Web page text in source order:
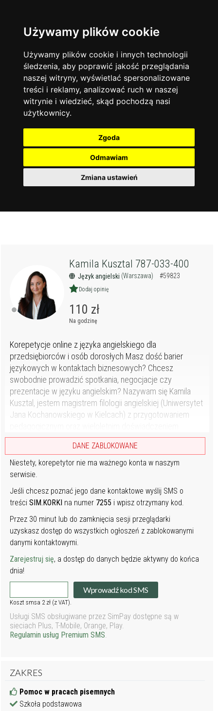
Używamy plików cookie
Używamy plików cookie i innych technologii
śledzenia, aby poprawić jakość przeglądania
naszej witryny, wyświetlać spersonalizowane
treści i reklamy, analizować ruch w naszej
witrynie i wiedzieć, skąd pochodzą nasi
użytkownicy.
Zgoda
Odmawiam
Zmiana ustawień
Język angielski 13744
Matematyka 12928
Chemia 4886
Język niemiecki 4307
Język polski 3426
Fizyka
Język francuski
Warszawa
Korepetycje
Online
14838
Kraków 7753
Wrocław
Łódź 3513
Gdańsk 2075
Kamila Kusztal 787-033-400
Język angielski (Warszawa) #59823
Dodaj opinię
110 zł
Na godzinę
Korepetycje online z języka angielskiego dla
przedsiębiorców i osób dorosłych Masz dość barier
językowych w kontaktach biznesowych? Chcesz
swobodnie prowadzić spotkania, negocjacje czy
prezentacje w języku angielskim? Nazywam się Kamila
Kusztal, jestem magistrem filologii angielskiej (Uniwersytet
Jana Kochanowskiego w Kielcach) z przygotowaniem
DANE ZABLOKOWANE
Niestety, korepetytor nie ma ważnego konta w naszym
serwisie.
Jeśli chcesz poznać jego dane kontaktowe wyślij SMS o
treściSIM.KORKI na numer 7255 i wpisz otrzymany kod.
Przez 30 minut lub do zamknięcia sesji przeglądarki
uzyskasz dostęp do wszystkich ogłoszeń z zablokowanymi
danymi kontaktowymi.
Zarejestruj się, a dostęp do danych będzie aktywny do końca
dnia!
Wprowadź kod SMS
Koszt smsa 2 zł (z VAT).
Usługi SMS obsługiwane przez SimPay dostępne są w
sieciach Plus, T-Mobile, Orange, Play.
Regulamin usług Premium SMS.
ZAKRES
Pomoc w pracach pisemnych
Szkoła podstawowa